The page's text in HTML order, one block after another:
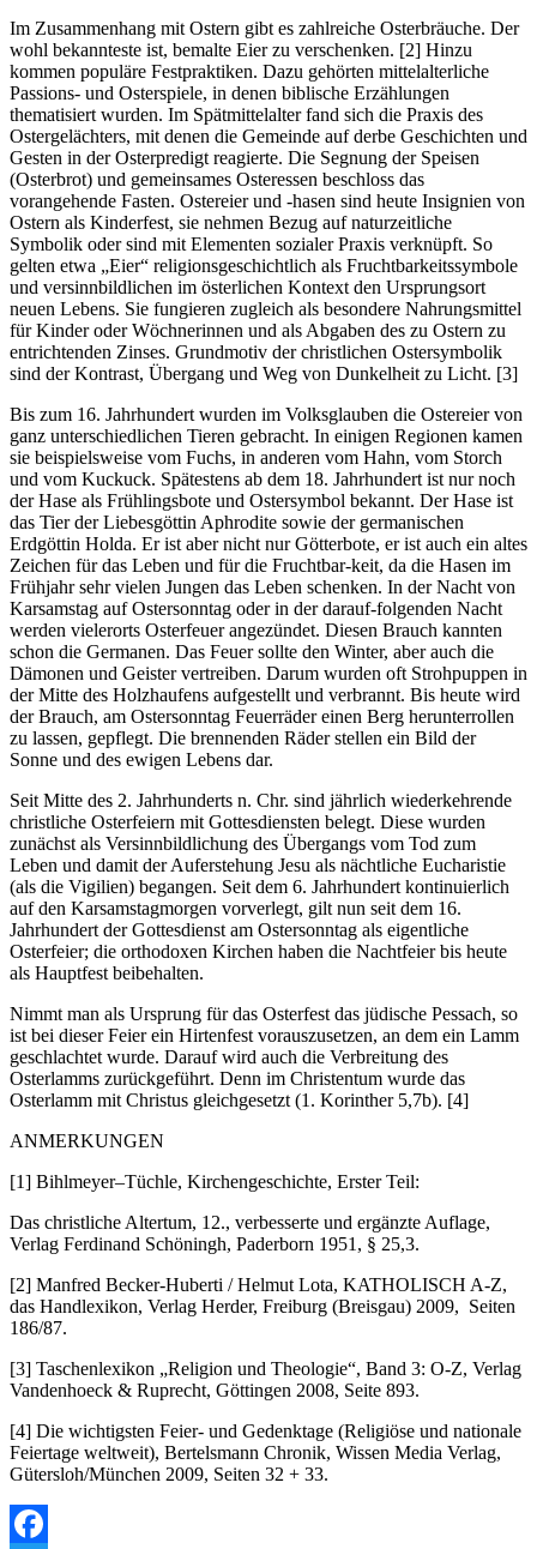
Im Zusammenhang mit Ostern gibt es zahlreiche Osterbräuche. Der
wohl bekannteste ist, bemalte Eier zu verschenken. [2] Hinzu
kommen populäre Festpraktiken. Dazu gehörten mittelalterliche
Passions- und Osterspiele, in denen biblische Erzählungen
thematisiert wurden. Im Spätmittelalter fand sich die Praxis des
Ostergelächters, mit denen die Gemeinde auf derbe Geschichten und
Gesten in der Osterpredigt reagierte. Die Segnung der Speisen
(Osterbrot) und gemeinsames Osteressen beschloss das
vorangehende Fasten. Ostereier und -hasen sind heute Insignien von
Ostern als Kinderfest, sie nehmen Bezug auf naturzeitliche
Symbolik oder sind mit Elementen sozialer Praxis verknüpft. So
gelten etwa „Eier“ religionsgeschichtlich als Fruchtbarkeitssymbole
und versinnbildlichen im österlichen Kontext den Ursprungsort
neuen Lebens. Sie fungieren zugleich als besondere Nahrungsmittel
für Kinder oder Wöchnerinnen und als Abgaben des zu Ostern zu
entrichtenden Zinses. Grundmotiv der christlichen Ostersymbolik
sind der Kontrast, Übergang und Weg von Dunkelheit zu Licht. [3]
Bis zum 16. Jahrhundert wurden im Volksglauben die Ostereier von
ganz unterschiedlichen Tieren gebracht. In einigen Regionen kamen
sie beispielsweise vom Fuchs, in anderen vom Hahn, vom Storch
und vom Kuckuck. Spätestens ab dem 18. Jahrhundert ist nur noch
der Hase als Frühlingsbote und Ostersymbol bekannt. Der Hase ist
das Tier der Liebesgöttin Aphrodite sowie der germanischen
Erdgöttin Holda. Er ist aber nicht nur Götterbote, er ist auch ein altes
Zeichen für das Leben und für die Fruchtbar-keit, da die Hasen im
Frühjahr sehr vielen Jungen das Leben schenken. In der Nacht von
Karsamstag auf Ostersonntag oder in der darauf-folgenden Nacht
werden vielerorts Osterfeuer angezündet. Diesen Brauch kannten
schon die Germanen. Das Feuer sollte den Winter, aber auch die
Dämonen und Geister vertreiben. Darum wurden oft Strohpuppen in
der Mitte des Holzhaufens aufgestellt und verbrannt. Bis heute wird
der Brauch, am Ostersonntag Feuerräder einen Berg herunterrollen
zu lassen, gepflegt. Die brennenden Räder stellen ein Bild der
Sonne und des ewigen Lebens dar.
Seit Mitte des 2. Jahrhunderts n. Chr. sind jährlich wiederkehrende
christliche Osterfeiern mit Gottesdiensten belegt. Diese wurden
zunächst als Versinnbildlichung des Übergangs vom Tod zum
Leben und damit der Auferstehung Jesu als nächtliche Eucharistie
(als die Vigilien) begangen. Seit dem 6. Jahrhundert kontinuierlich
auf den Karsamstagmorgen vorverlegt, gilt nun seit dem 16.
Jahrhundert der Gottesdienst am Ostersonntag als eigentliche
Osterfeier; die orthodoxen Kirchen haben die Nachtfeier bis heute
als Hauptfest beibehalten.
Nimmt man als Ursprung für das Osterfest das jüdische Pessach, so
ist bei dieser Feier ein Hirtenfest vorauszusetzen, an dem ein Lamm
geschlachtet wurde. Darauf wird auch die Verbreitung des
Osterlamms zurückgeführt. Denn im Christentum wurde das
Osterlamm mit Christus gleichgesetzt (1. Korinther 5,7b). [4]
ANMERKUNGEN
[1] Bihlmeyer–Tüchle, Kirchengeschichte, Erster Teil:
Das christliche Altertum, 12., verbesserte und ergänzte Auflage,
Verlag Ferdinand Schöningh, Paderborn 1951, § 25,3.
[2] Manfred Becker-Huberti / Helmut Lota, KATHOLISCH A-Z,
das Handlexikon, Verlag Herder, Freiburg (Breisgau) 2009, Seiten
186/87.
[3] Taschenlexikon „Religion und Theologie“, Band 3: O-Z, Verlag
Vandenhoeck & Ruprecht, Göttingen 2008, Seite 893.
[4] Die wichtigsten Feier- und Gedenktage (Religiöse und nationale
Feiertage weltweit), Bertelsmann Chronik, Wissen Media Verlag,
Gütersloh/München 2009, Seiten 32 + 33.